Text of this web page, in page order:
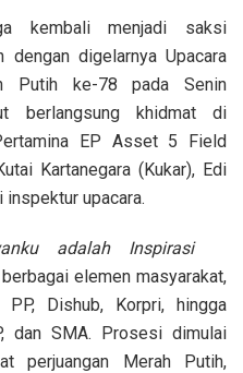
kembali menjadi saksi
dengan digelarnya Upacara
Putih ke-78 pada Senin
berlangsung khidmat di
EP Asset 5 Field
Kartanegara (Kukar), Edi
inspektur upacara.
adalah Inspirasi
elemen masyarakat,
Dishub, Korpri, hingga
dan SMA. Prosesi dimulai
perjuangan Merah Putih,